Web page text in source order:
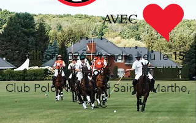
L'édition 2026, prendra lieu le15
août
Club Polo National | Sainte-Marthe,
QC